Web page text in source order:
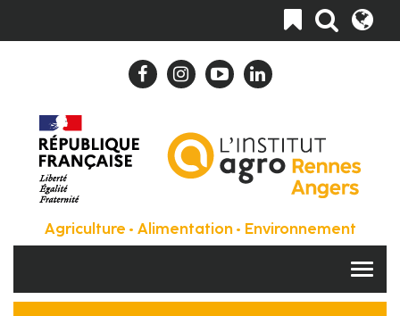
contenu
Toggle
navigation
Agriculture • Alimentation • Environnement